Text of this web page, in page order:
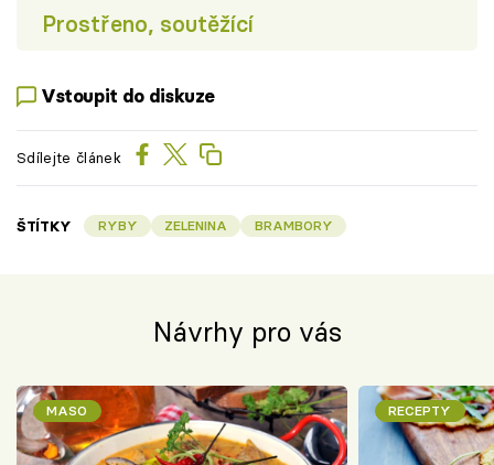
Prostřeno, soutěžící
Vstoupit do diskuze
Sdílejte článek
ŠTÍTKY RYBY ZELENINA BRAMBORY
Návrhy pro vás
MASO RECEPTY